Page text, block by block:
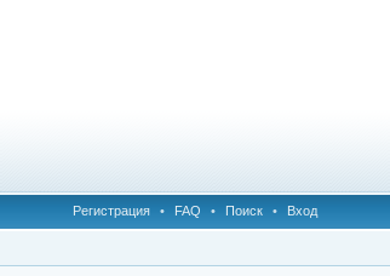
Регистрация • FAQ • Поиск • Вход